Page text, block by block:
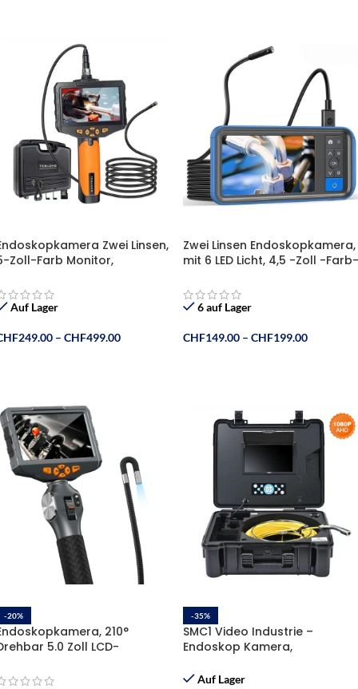
Zwei Linsen,
Zoll-Farb Monitor,
Karte,
Auf Lager
249.00 – CHF499.00
Zwei Linsen Endoskopkamera,
mit 6 LED Licht, 4,5 -Zoll -Farb-
, 32GB TF Karte
6 auf Lager
CHF149.00 – CHF199.00
-20%
210°
5.0 Zoll LCD-
-35%
SMC1 Video Industrie –
Endoskop Kamera,
Sender Ø23 mm, L=(20m 30m
Auf Lager